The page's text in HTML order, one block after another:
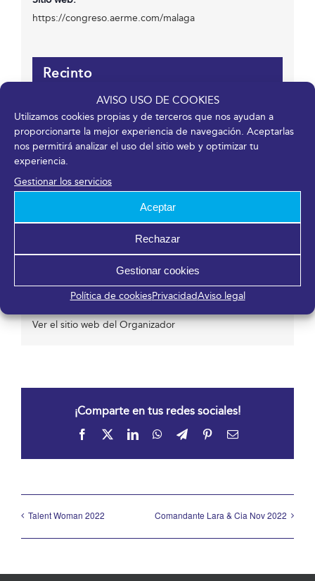
AVISO USO DE COOKIES
Utilizamos cookies propias y de terceros que nos ayudan a
proporcionarte la mejor experiencia de navegación. Aceptarlas
nos permitirá analizar el uso del sitio web y optimizar tu
experiencia.
Gestionar los servicios
Aceptar
Rechazar
Gestionar cookies
Política de cookiesPrivacidadAviso legal
https://congreso.aerme.com/malaga
Recinto
Fycma – Palacio de Ferias y Congresos de Málaga.
Avenida Ortega y Gasset, 201
Málaga, Málaga 29006 España
Teléfono
Correo electrónico
Ver el sitio web del Organizador
¡Comparte en tus redes sociales!
Facebook LinkedInWhatsApp
TelegramPinterestCorreo
Talent Woman 2022 Comandante Lara & Cia Nov 2022